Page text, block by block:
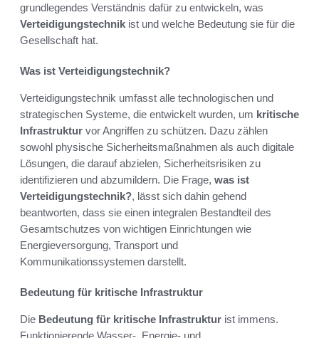
grundlegendes Verständnis dafür zu entwickeln, was
Verteidigungstechnik ist und welche Bedeutung sie für die
Gesellschaft hat.
Was ist Verteidigungstechnik?
Verteidigungstechnik umfasst alle technologischen und
strategischen Systeme, die entwickelt wurden, um kritische
Infrastruktur vor Angriffen zu schützen. Dazu zählen
sowohl physische Sicherheitsmaßnahmen als auch digitale
Lösungen, die darauf abzielen, Sicherheitsrisiken zu
identifizieren und abzumildern. Die Frage, was ist
Verteidigungstechnik?, lässt sich dahin gehend
beantworten, dass sie einen integralen Bestandteil des
Gesamtschutzes von wichtigen Einrichtungen wie
Energieversorgung, Transport und
Kommunikationssystemen darstellt.
Bedeutung für kritische Infrastruktur
Die Bedeutung für kritische Infrastruktur ist immens.
Funktionierende Wasser-, Energie- und